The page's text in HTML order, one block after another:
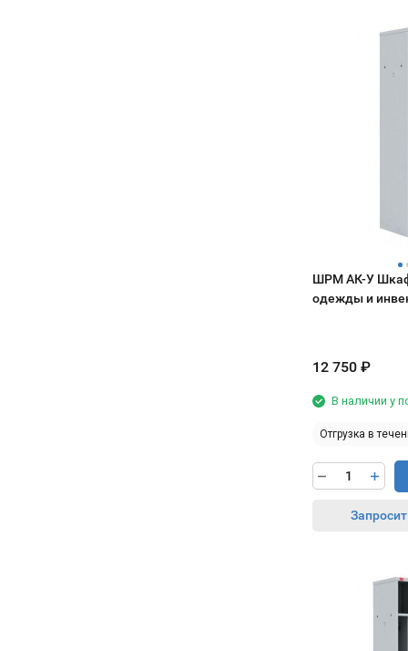
ШРМ АК-У Шкаф
одежды и
12 750 ₽
В наличии у
Отгрузка в